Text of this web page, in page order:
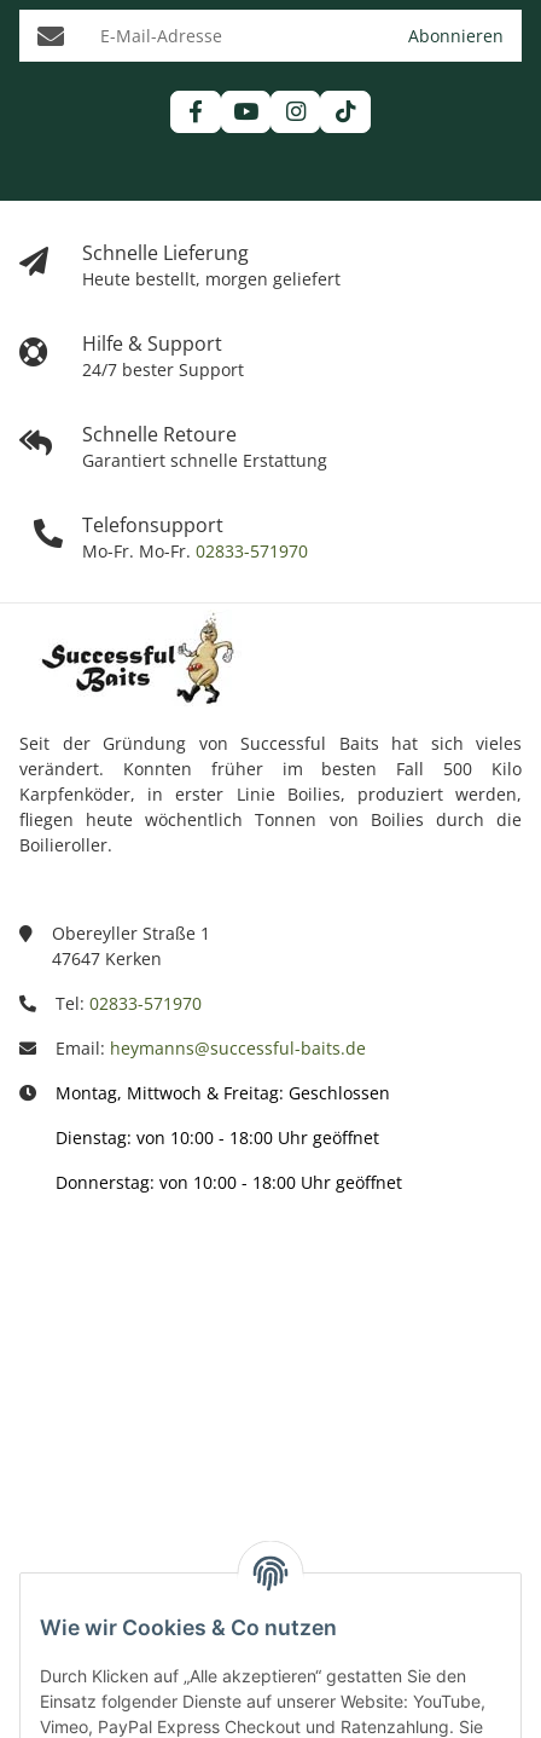
Wie wir Cookies & Co nutzen
Durch Klicken auf „Alle akzeptieren“ gestatten Sie den
Einsatz folgender Dienste auf unserer Website: YouTube,
Vimeo, PayPal Express Checkout und Ratenzahlung. Sie
Schnelle Lieferung
Heute bestellt, morgen geliefert
Hilfe & Support
24/7 bester Support
Schnelle Retoure
Garantiert schnelle Erstattung
Telefonsupport
Mo-Fr. Mo-Fr. 02833-571970
E-Mail-Adresse Abonnieren
Seit der Gründung von Successful Baits hat sich vieles
verändert. Konnten früher im besten Fall 500 Kilo
Karpfenköder, in erster Linie Boilies, produziert werden,
fliegen heute wöchentlich Tonnen von Boilies durch die
Boilieroller.
Obereyller Straße 1
47647 Kerken
Tel: 02833-571970
Email: heymanns@successful-baits.de
Montag, Mittwoch & Freitag: Geschlossen
Dienstag: von 10:00 - 18:00 Uhr geöffnet
Donnerstag: von 10:00 - 18:00 Uhr geöffnet